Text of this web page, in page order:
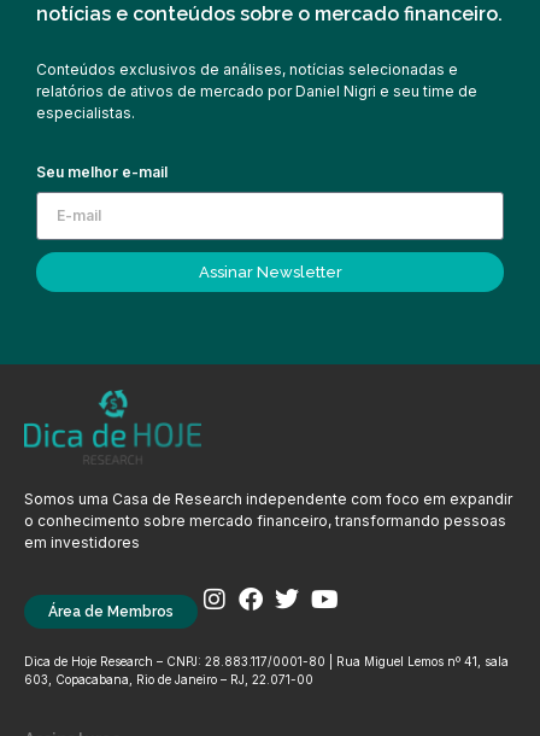
notícias e conteúdos sobre o mercado financeiro.
Conteúdos exclusivos de análises, notícias selecionadas e
relatórios de ativos de mercado por Daniel Nigri e seu time de
especialistas.
Seu melhor e-mail
Assinar Newsletter
Somos uma Casa de Research independente com foco em expandir
o conhecimento sobre mercado financeiro, transformando pessoas
em investidores
Área de Membros
Dica de Hoje Research – CNPJ: 28.883.117/0001-80 | Rua Miguel Lemos nº 41, sala
603, Copacabana, Rio de Janeiro – RJ, 22.071-00